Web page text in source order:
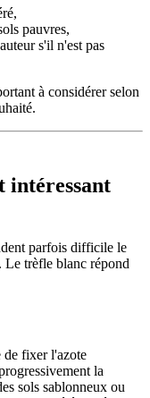
pauvres,
s'il n'est pas
à considérer selon
intéressant
parfois difficile le
Le trèfle blanc répond
de fixer l'azote
la
sols sablonneux ou